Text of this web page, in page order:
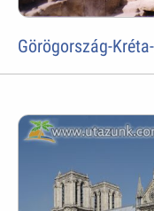
Görögország-